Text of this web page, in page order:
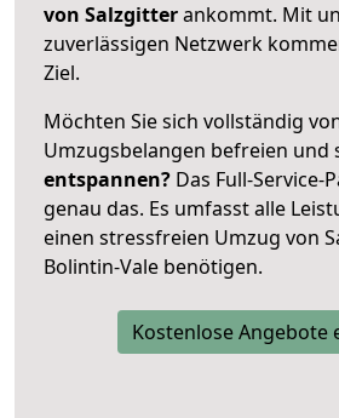
von Salzgitterankommt. Mit
zuverlässigen Netzwerk
Ziel.
Möchten Sie sich vollständig
Umzugsbelangen befreien und
entspannen? Das Full-Service-
genau das. Es umfasst alle
einen stressfreien Umzug von
Bolintin-Vale benötigen.
Kostenlose Angebote